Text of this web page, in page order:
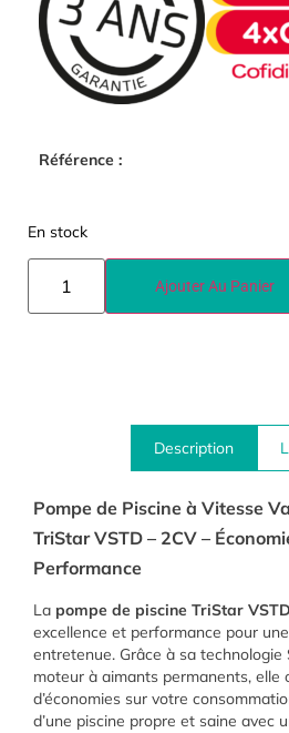
Référence :
En stock
Ajouter Au Panier
Description
Pompe de Piscine à Vitesse
TriStar VSTD – 2CV –
Performance
La pompe de piscine TriStar
excellence et performance pour
entretenue. Grâce à sa
moteur à aimants permanents, elle
d’économies sur votre
d’une piscine propre et saine avec